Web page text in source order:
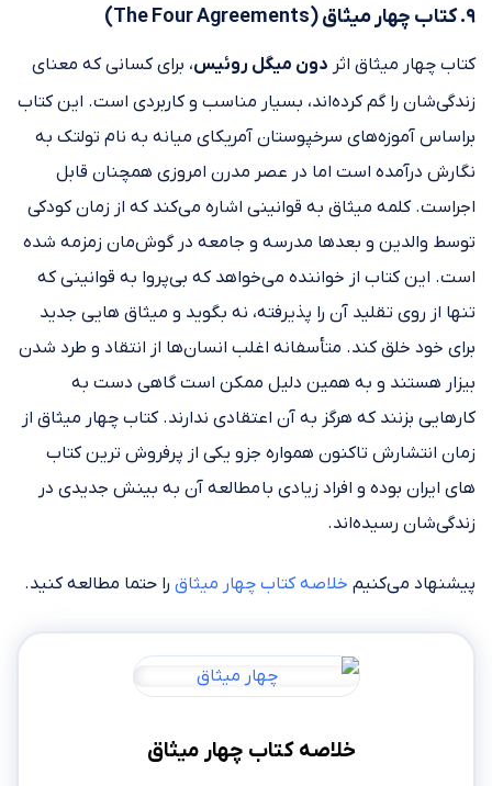
۹. کتاب چهار میثاق (The Four Agreements)
کتاب چهار میثاق اثر دون میگل روئیس، برای کسانی که معنای
زندگی‌شان را گم کرده‌اند، بسیار مناسب و کاربردی است. این کتاب
براساس آموزه‌های سرخپوستان آمریکای میانه به نام تولتک به
نگارش درآمده است اما در عصر مدرن امروزی همچنان قابل
اجراست. کلمه میثاق به قوانینی اشاره می‌کند که از زمان کودکی
توسط والدین و بعدها مدرسه و جامعه در گوش‌مان زمزمه شده
است. این کتاب از خواننده می‌خواهد که بی‌پروا به قوانینی که
تنها از روی تقلید آن را پذیرفته، نه بگوید و میثاق هایی جدید
برای خود خلق کند. متأسفانه اغلب انسان‌ها از انتقاد و طرد شدن
بیزار هستند و به همین دلیل ممکن است گاهی دست به
کارهایی بزنند که هرگز به آن اعتقادی ندارند. کتاب چهار میثاق از
زمان انتشارش تاکنون همواره جزو یکی از پرفروش ترین کتاب
های ایران بوده و افراد زیادی با مطالعه آن به بینش جدیدی در
زندگی‌شان رسیده‌اند.
پیشنهاد می‌کنیم خلاصه کتاب چهار میثاق را حتما مطالعه کنید.
خلاصه کتاب چهار میثاق